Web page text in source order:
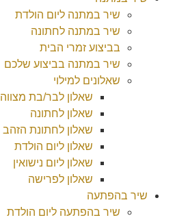
שיר במתנה ליום הולדת
שיר במתנה לחתונה
בביצוע זמרי הבית
שיר במתנה בביצוע שלכם
שאלונים למילוי
שאלון לבר/בת מצווה
שאלון לחתונה
שאלון לחתונת הזהב
שאלון ליום הולדת
שאלון ליום נישואין
שאלון לפרישה
שיר בהפתעה
שיר בהפתעה ליום הולדת